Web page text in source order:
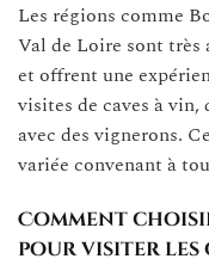
Les régions comme
Val de Loire sont très
et offrent une
visites de caves à
avec des vignerons.
variée convenant à
Comment
pour visiter les